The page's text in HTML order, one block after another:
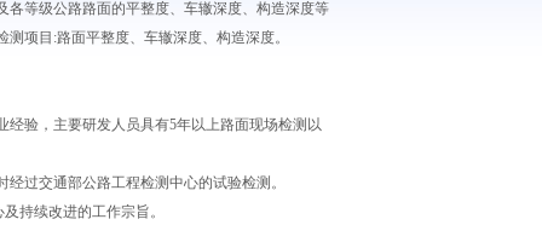
各等级公路路面的平整度、车辙深度、构造深度等
项目:路面平整度、车辙深度、构造深度。
验，主要研发人员具有5年以上路面现场检测以
过交通部公路工程检测中心的试验检测。
持续改进的工作宗旨。